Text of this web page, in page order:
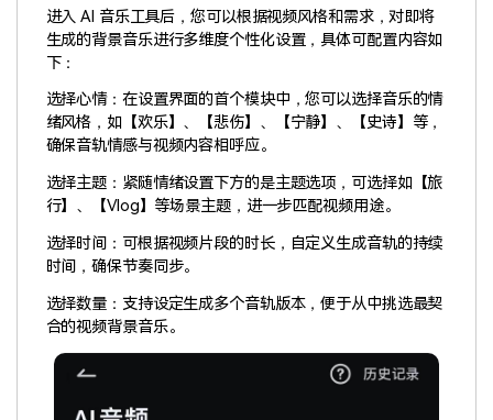
进入 AI 音乐工具后，您可以根据视频风格和需求，对即将
生成的背景音乐进行多维度个性化设置，具体可配置内容如
下：
选择心情：在设置界面的首个模块中，您可以选择音乐的情
绪风格，如【欢乐】、【悲伤】、【宁静】、【史诗】等，
确保音轨情感与视频内容相呼应。
选择主题：紧随情绪设置下方的是主题选项，可选择如【旅
行】、【Vlog】等场景主题，进一步匹配视频用途。
选择时间：可根据视频片段的时长，自定义生成音轨的持续
时间，确保节奏同步。
选择数量：支持设定生成多个音轨版本，便于从中挑选最契
合的视频背景音乐。